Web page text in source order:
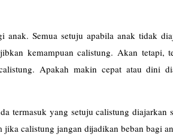
anak. Semua setuju apabila anak tidak
kemampuan calistung. Akan tetapi,
Apakah makin cepat atau dini
termasuk yang setuju calistung diajarkan
calistung jangan dijadikan beban bagi